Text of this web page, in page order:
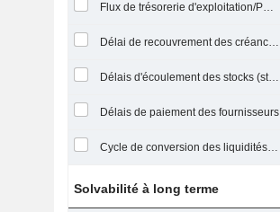
Flux de trésorerie d'exploitation/Passif à court terme
Délai de recouvrement des créances (moyenne des créances)
Délais d'écoulement des stocks (stocks moyens)
Délais de paiement des fournisseurs
Cycle de conversion des liquidités (jours moyens)
Solvabilité à long terme